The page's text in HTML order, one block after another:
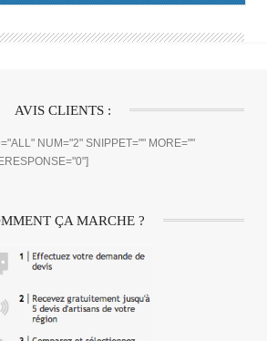
AVIS CLIENTS :
NUM="2" SNIPPET="" MORE=""
ÇA MARCHE ?